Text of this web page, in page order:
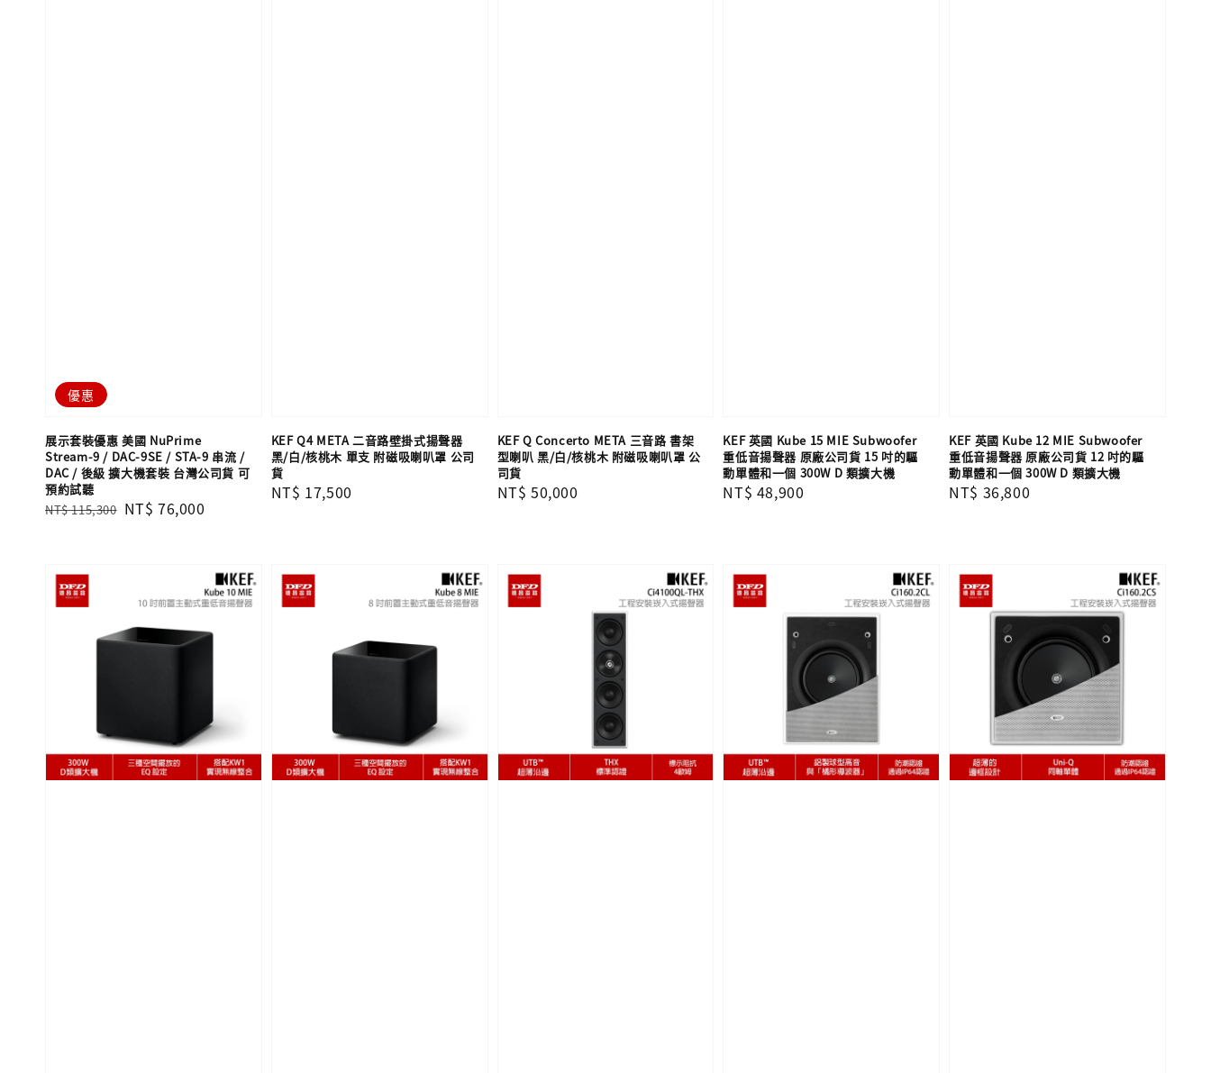
優惠
展示套裝優惠 美國 NuPrime
Stream-9 / DAC-9SE / STA-9 串流 /
DAC / 後級 擴大機套裝 台灣公司貨 可
預約試聽
Regular
NT$ 115,300 Sale
NT$ 76,000
KEF Q4 META 二音路壁掛式揚聲器
黑/白/核桃木 單支 附磁吸喇叭罩 公司
貨
Regular
NT$ 17,500
KEF Q Concerto META 三音路 書架
型喇叭 黑/白/核桃木 附磁吸喇叭罩 公
司貨
Regular
NT$ 50,000
KEF 英國 Kube 15 MIE Subwoofer
重低音揚聲器 原廠公司貨 15 吋的驅
動單體和一個 300W D 類擴大機
Regular
NT$ 48,900
KEF 英國 Kube 12 MIE Subwoofer
重低音揚聲器 原廠公司貨 12 吋的驅
動單體和一個 300W D 類擴大機
Regular
NT$ 36,800